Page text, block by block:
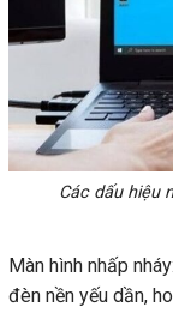
Các dấu hiệu
Màn hình nhấp
đèn nền yếu dần,